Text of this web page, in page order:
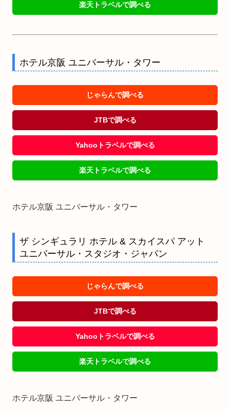
楽天トラベルで調べる
ホテル京阪 ユニバーサル・タワー
じゃらんで調べる
JTBで調べる
Yahooトラベルで調べる
楽天トラベルで調べる
ホテル京阪 ユニバーサル・タワー
ザ シンギュラリ ホテル & スカイスパ アット
ユニバーサル・スタジオ・ジャパン
じゃらんで調べる
JTBで調べる
Yahooトラベルで調べる
楽天トラベルで調べる
ホテル京阪 ユニバーサル・タワー